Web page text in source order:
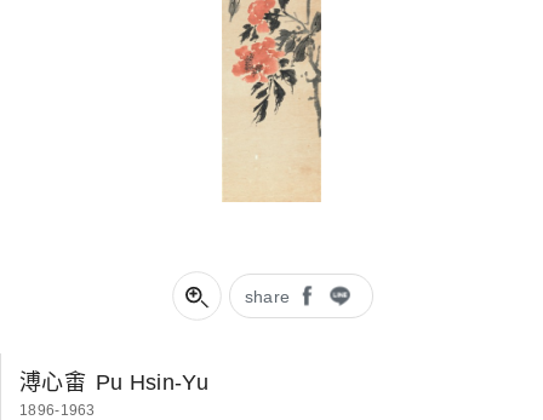
share
溥心畬 Pu Hsin-Yu
1896-1963